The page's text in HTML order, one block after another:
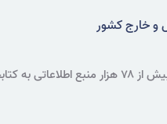
سازمان اسناد و کتابخانه ملی ایران در